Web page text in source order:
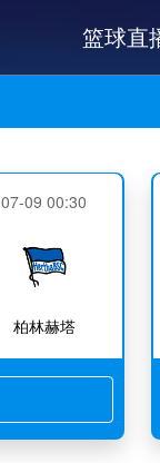
篮球直
07-09 00:30
柏林赫塔